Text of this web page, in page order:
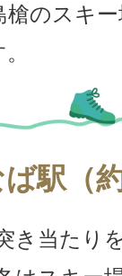
のスキ
駅（
き当たり